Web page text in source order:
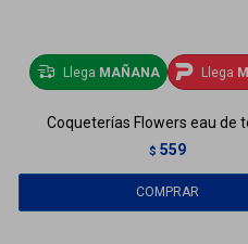
Llega MAÑANA Llega
Coqueterías Flowers eau de
$ 559